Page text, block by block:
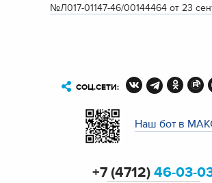
№Л017-01147-46/00144464 от 23
СОЦ.СЕТИ:
Наш бот в
+7 (4712)46-03-